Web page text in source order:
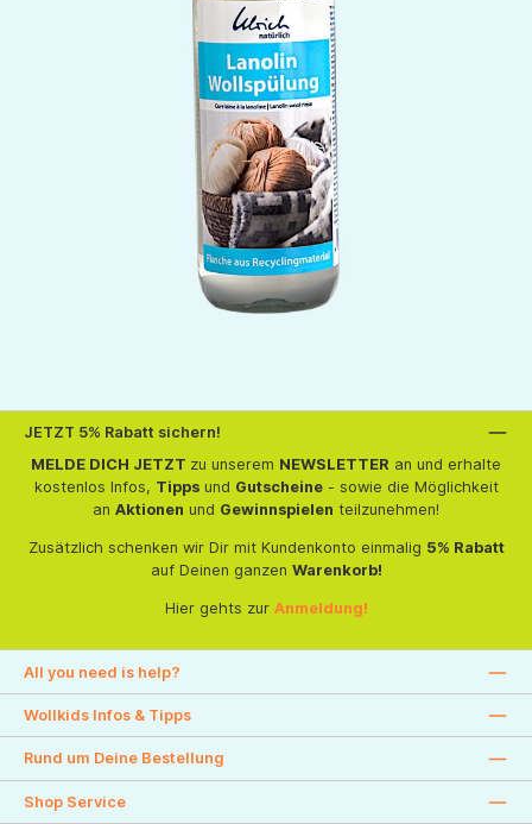
JETZT 5% Rabatt sichern!
MELDE DICH JETZT zu unserem NEWSLETTER an und erhalte
kostenlos Infos, Tippsund Gutscheine- sowie die Möglichkeit
an Aktionen und Gewinnspielen teilzunehmen!
Zusätzlich schenken wir Dir mit Kundenkonto einmalig 5% Rabatt
auf Deinen ganzen Warenkorb!
Hier gehts zur Anmeldung!
All you need is help?
Wollkids Infos & Tipps
Rund um Deine Bestellung
Shop Service